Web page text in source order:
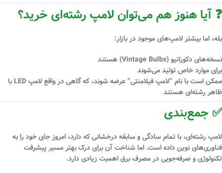
❓ آیا هنوز هم می‌توان لامپ رشته‌ای خرید؟
بله، اما بیشتر لامپ‌های موجود در بازار:
نسخه‌های دکوراتیو (Vintage Bulbs)
هستند
برای موارد خاص تولید می‌شوند
ممکن است با نام “لامپ فیلامنتی” عرضه شوند، که گاهی در واقع لامپ LED با
ظاهر رشته‌ای هستند
✅ جمع‌بندی
لامپ رشته‌ای، با تمام سادگی و سابقه درخشانی که دارد، امروز جای خود را به
فناوری‌های نوین داده است. اما شناخت آن برای درک بهتر مسیر پیشرفت
تکنولوژی و صرفه‌جویی در مصرف برق اهمیت زیادی دارد.